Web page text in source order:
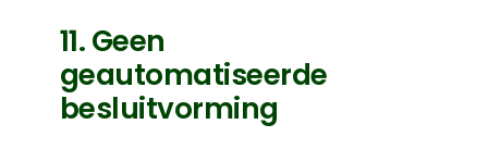
11. Geen
geautomatiseerde
besluitvorming